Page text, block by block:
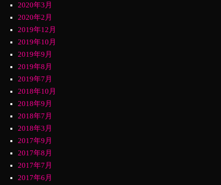
2020年3月
2020年2月
2019年12月
2019年10月
2019年9月
2019年8月
2019年7月
2018年10月
2018年9月
2018年7月
2018年3月
2017年9月
2017年8月
2017年7月
2017年6月